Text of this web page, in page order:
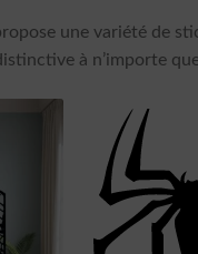
une variété de
à n’importe